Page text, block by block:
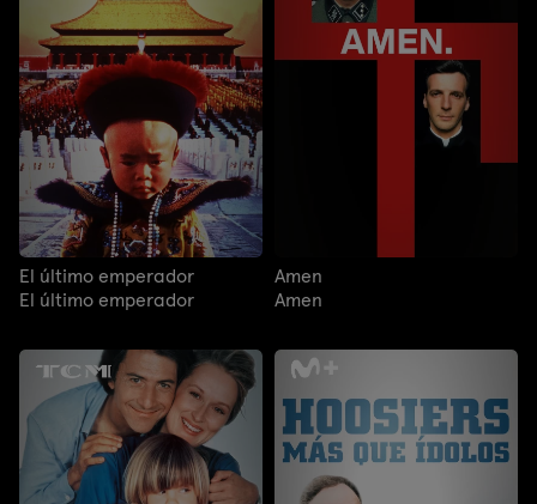
El último emperador
El último emperador
Amen
Amen